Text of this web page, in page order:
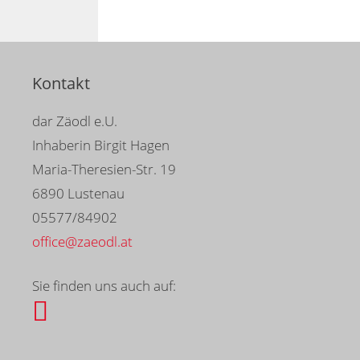
Kontakt
dar Zäodl e.U.
Inhaberin Birgit Hagen
Maria-Theresien-Str. 19
6890 Lustenau
05577/84902
office@zaeodl.at
Sie finden uns auch auf: